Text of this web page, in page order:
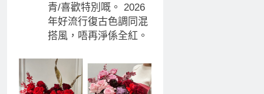
青/喜歡特別嘅。 2026
年好流行復古色調同混
搭風，唔再淨係全紅。